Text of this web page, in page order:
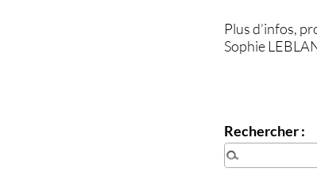
Plus d’infos,
Sophie
Rechercher :